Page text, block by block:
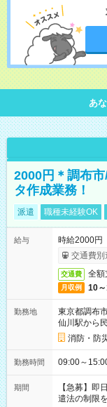
あ
2000円＊調布
タ作成業務！
派遣 職種未経験OK
給与
時給2000円
交通費別
交通費 全額
月収例 10
勤務地
東京都調布
仙川駅から
消防・防
勤務時間 09:00～
期間
【急募】
遣法の制限